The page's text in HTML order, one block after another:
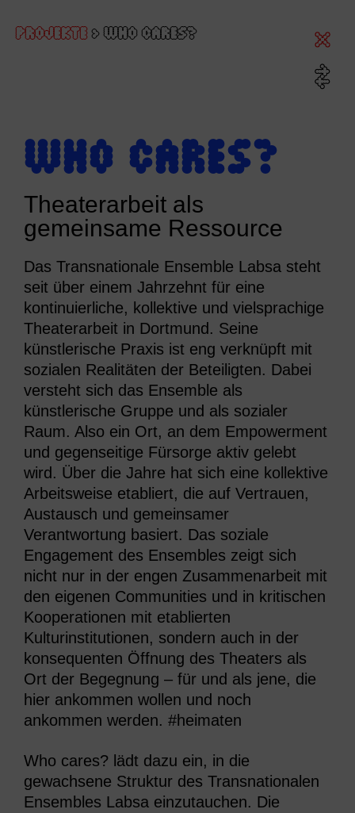
PROJEKTE >WHO CARES?
WHO CARES?
Theaterarbeit als
gemeinsame Ressource
Das Transnationale Ensemble Labsa steht
seit über einem Jahrzehnt für eine
kontinuierliche, kollektive und vielsprachige
Theaterarbeit in Dortmund. Seine
künstlerische Praxis ist eng verknüpft mit
sozialen Realitäten der Beteiligten. Dabei
versteht sich das Ensemble als
künstlerische Gruppe und als sozialer
Raum. Also ein Ort, an dem Empowerment
und gegenseitige Fürsorge aktiv gelebt
wird. Über die Jahre hat sich eine kollektive
Arbeitsweise etabliert, die auf Vertrauen,
Austausch und gemeinsamer
Verantwortung basiert. Das soziale
Engagement des Ensembles zeigt sich
nicht nur in der engen Zusammenarbeit mit
den eigenen Communities und in kritischen
Kooperationen mit etablierten
Kulturinstitutionen, sondern auch in der
konsequenten Öffnung des Theaters als
Ort der Begegnung – für und als jene, die
hier ankommen wollen und noch
ankommen werden. #heimaten
Who cares? lädt dazu ein, in die
gewachsene Struktur des Transnationalen
Ensembles Labsa einzutauchen. Die